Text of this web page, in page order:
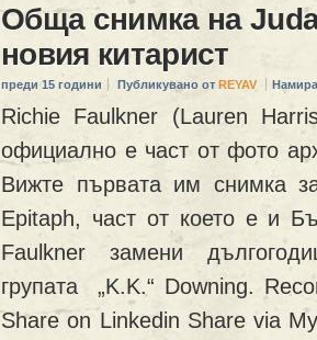
Обща снимка на
новия китарист
преди 15 години Публикувано от REYAV
Richie Faulkner (Lauren
официално е част от фото
Вижте първата им снимка
Epitaph, част от което е и
Faulkner замени
групата „K.K.“ Downing.
Share on Linkedin Share via